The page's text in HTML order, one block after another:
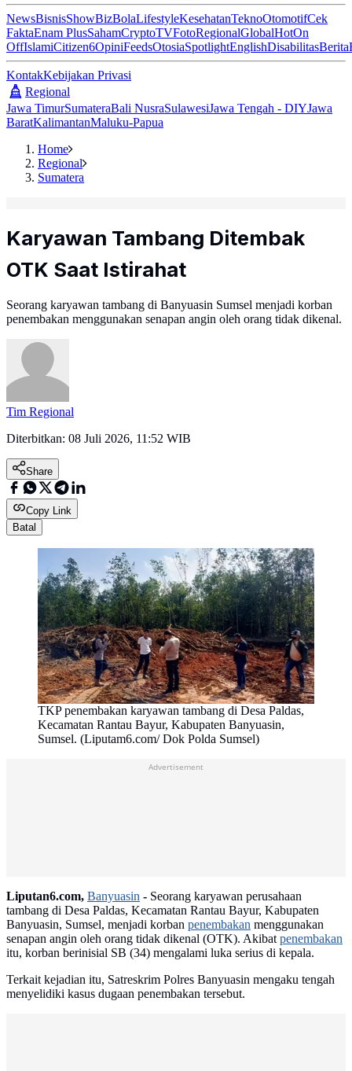
NewsBisnisShowBizBolaLifestyleKesehatanTeknoOtomotifCek
FaktaEnam PlusSahamCryptoTVFotoRegionalGlobalHotOn
OffIslamiCitizen6OpiniFeedsOtosiaSpotlightEnglishDisabilitasBerita
KontakKebijakan Privasi
Regional
Jawa TimurSumateraBali NusraSulawesiJawa Tengah - DIYJawa
BaratKalimantanMaluku-Papua
Home
Regional
Sumatera
Karyawan Tambang Ditembak
OTK Saat Istirahat
Seorang karyawan tambang di Banyuasin Sumsel menjadi korban
penembakan menggunakan senapan angin oleh orang tidak dikenal.
Tim Regional
Diterbitkan: 08 Juli 2026, 11:52 WIB
Share
Copy Link
Batal
TKP penembakan karyawan tambang di Desa Paldas,
Kecamatan Rantau Bayur, Kabupaten Banyuasin,
Sumsel. (Liputam6.com/ Dok Polda Sumsel)
Advertisement
Liputan6.com, Banyuasin - Seorang karyawan perusahaan
tambang di Desa Paldas, Kecamatan Rantau Bayur, Kabupaten
Banyuasin, Sumsel, menjadi korban penembakan menggunakan
senapan angin oleh orang tidak dikenal (OTK). Akibatpenembakan
itu, korban berinisial SB (34) mengalami luka serius di kepala.
Terkait kejadian itu, Satreskrim Polres Banyuasin mengaku tengah
menyelidiki kasus dugaan penembakan tersebut.